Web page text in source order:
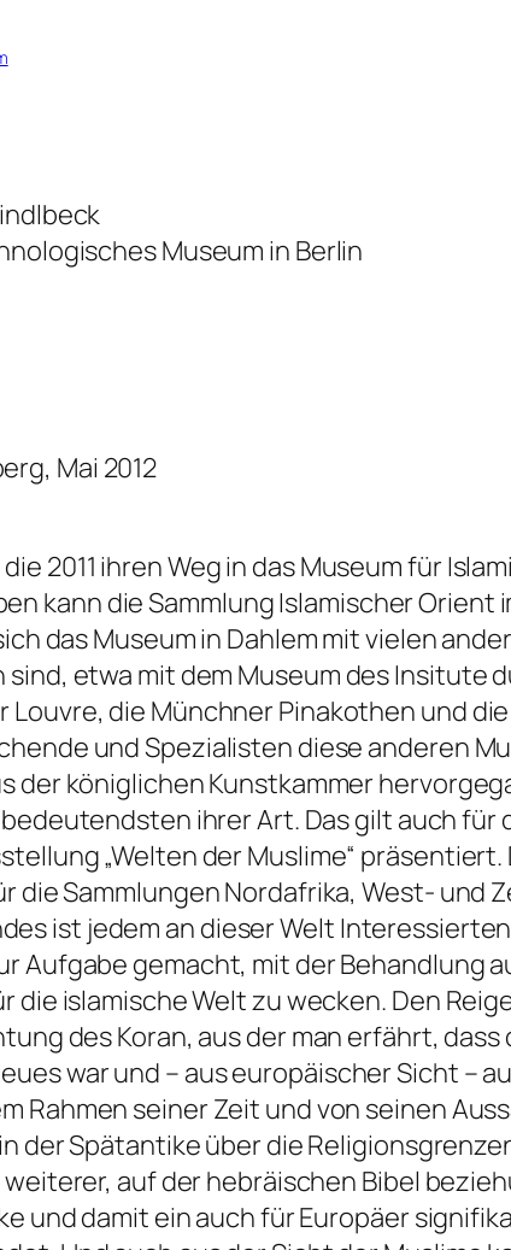
Museum in Berlin
Mai 2012
2011 ihren Weg in das Museum für
kann die Sammlung Islamischer
das Museum in Dahlem mit vielen
etwa mit dem Museum des Insitute
Louvre, die Münchner Pinakothen und
und Spezialisten diese anderen
der königlichen Kunstkammer
ihrer Art. Das gilt auch für
„Welten der Muslime“
die Sammlungen Nordafrika, West- und
ist jedem an dieser Welt
Aufgabe gemacht, mit der Behandlung
die islamische Welt zu wecken. Den
des Koran, aus der man erfährt,
war und – aus europäischer Sicht –
Rahmen seiner Zeit und von seinen
der Spätantike über die
auf der hebräischen Bibel
und damit ein auch für Europäer